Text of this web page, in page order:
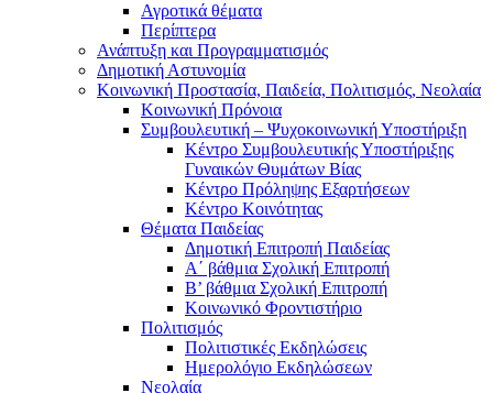
Αγροτικά θέματα
Περίπτερα
Ανάπτυξη και Προγραμματισμός
Δημοτική Αστυνομία
Κοινωνική Προστασία, Παιδεία, Πολιτισμός, Νεολαία
Κοινωνική Πρόνοια
Συμβουλευτική – Ψυχοκοινωνική Υποστήριξη
Κέντρο Συμβουλευτικής Υποστήριξης
Γυναικών Θυμάτων Βίας
Κέντρο Πρόληψης Εξαρτήσεων
Κέντρο Κοινότητας
Θέματα Παιδείας
Δημοτική Επιτροπή Παιδείας
Α΄ βάθμια Σχολική Επιτροπή
B’ βάθμια Σχολική Επιτροπή
Κοινωνικό Φροντιστήριο
Πολιτισμός
Πολιτιστικές Εκδηλώσεις
Ημερολόγιο Εκδηλώσεων
Νεολαία